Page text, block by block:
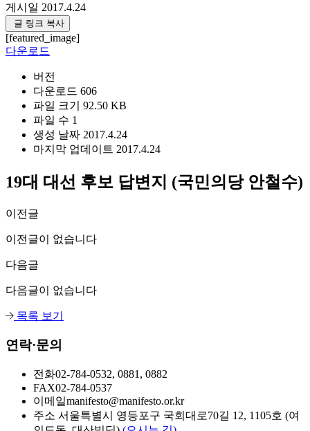
게시일 2017.4.24
글 링크 복사
[featured_image]
다운로드
버전
다운로드 606
파일 크기 92.50 KB
파일 수 1
생성 날짜 2017.4.24
마지막 업데이트 2017.4.24
19대 대선 후보 답변지 (국민의당 안철수)
이전글
이전글이 없습니다
다음글
다음글이 없습니다
목록 보기
연락·문의
전화02-784-0532, 0881, 0882
FAX02-784-0537
이메일manifesto@manifesto.or.kr
주소 서울특별시 영등포구 국회대로70길 12, 1105호 (여